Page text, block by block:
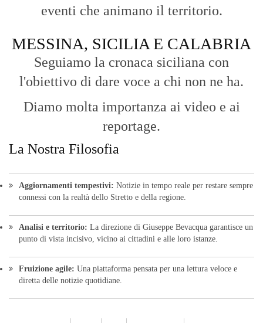
eventi che animano il territorio.
MESSINA, SICILIA E CALABRIA
Seguiamo la cronaca siciliana con
l'obiettivo di dare voce a chi non ne ha.
Diamo molta importanza ai video e ai
reportage.
La Nostra Filosofia
Aggiornamenti tempestivi: Notizie in tempo reale per restare sempre
connessi con la realtà dello Stretto e della regione.
Analisi e territorio: La direzione di Giuseppe Bevacqua garantisce un
punto di vista incisivo, vicino ai cittadini e alle loro istanze.
Fruizione agile: Una piattaforma pensata per una lettura veloce e
diretta delle notizie quotidiane.